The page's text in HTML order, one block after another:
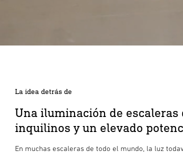
La idea detrás de
Una iluminación de escaleras
inquilinos y un elevado
En muchas escaleras de todo el mundo, la luz